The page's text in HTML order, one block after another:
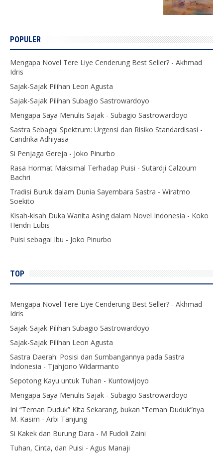
POPULER
Mengapa Novel Tere Liye Cenderung Best Seller? - Akhmad
Idris
Sajak-Sajak Pilihan Leon Agusta
Sajak-Sajak Pilihan Subagio Sastrowardoyo
Mengapa Saya Menulis Sajak - Subagio Sastrowardoyo
Sastra Sebagai Spektrum: Urgensi dan Risiko Standardisasi -
Candrika Adhiyasa
Si Penjaga Gereja - Joko Pinurbo
Rasa Hormat Maksimal Terhadap Puisi - Sutardji Calzoum
Bachri
Tradisi Buruk dalam Dunia Sayembara Sastra - Wiratmo
Soekito
Kisah-kisah Duka Wanita Asing dalam Novel Indonesia - Koko
Hendri Lubis
Puisi sebagai Ibu - Joko Pinurbo
TOP
Mengapa Novel Tere Liye Cenderung Best Seller? - Akhmad
Idris
Sajak-Sajak Pilihan Subagio Sastrowardoyo
Sajak-Sajak Pilihan Leon Agusta
Sastra Daerah: Posisi dan Sumbangannya pada Sastra
Indonesia - Tjahjono Widarmanto
Sepotong Kayu untuk Tuhan - Kuntowijoyo
Mengapa Saya Menulis Sajak - Subagio Sastrowardoyo
Ini “Teman Duduk” Kita Sekarang, bukan “Teman Duduk”nya
M. Kasim - Arbi Tanjung
Si Kakek dan Burung Dara - M Fudoli Zaini
Tuhan, Cinta, dan Puisi - Agus Manaji